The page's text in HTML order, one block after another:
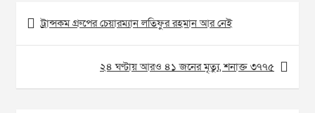
Post
navigation
ট্রান্সকম গ্রুপের চেয়ারম্যান লতিফুর রহমান আর নেই
২৪ ঘণ্টায় আরও ৪১ জনের মৃত্যু, শনাক্ত ৩৭৭৫